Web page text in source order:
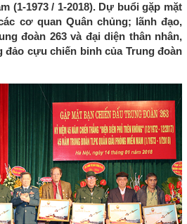
(1-1973 / 1-2018). Dự buổi gặp mặt
cơ quan Quân chủng; lãnh đạo,
đoàn 263 và đại diện thân nhân,
cựu chiến binh của Trung đoàn